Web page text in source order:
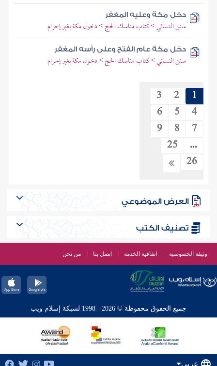
دخل مكة وعليه المغفر
سنن النسائي > كتاب مناسك الحج > دخول مكة بغير إحرام
دخل مكة عام الفتح وعلى رأسه المغفر
سنن النسائي > كتاب مناسك الحج > دخول مكة بغير إحرام
1
2
3
4
5
6
7
8
9
...
25
26
العرض الموضوعي
تصنيف الكتب
وثيقة الخصوصية اتفاقية الخدمة اتصل بنا من نحن
جميع الحقوق محفوظة © 2026 - 1998 لشبكة إسلام ويب
عربي